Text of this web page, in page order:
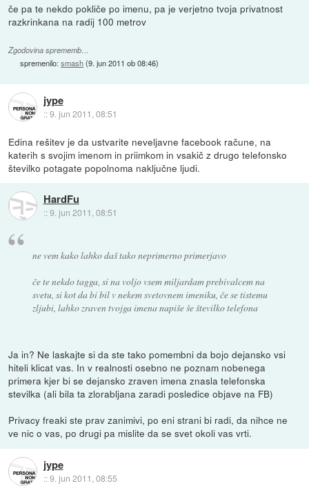
če pa te nekdo pokliče po imenu, pa je verjetno tvoja privatnost
razkrinkana na radij 100 metrov
Zgodovina sprememb…
spremenilo:smash(9. jun 2011 ob 08:46)
jype
::9. jun 2011, 08:51
Edina rešitev je da ustvarite neveljavne facebook račune, na
katerih s svojim imenom in priimkom in vsakič z drugo telefonsko
številko potagate popolnoma naključne ljudi.
HardFu
::9. jun 2011, 08:51
ne vem kako lahko daš tako neprimerno primerjavo
če te nekdo tagga, si na voljo vsem miljardam prebivalcem na
svetu, si kot da bi bil v nekem svetovnem imeniku, če se tistemu
zljubi, lahko zraven tvojga imena napiše še številko telefona
Ja in? Ne laskajte si da ste tako pomembni da bojo dejansko vsi
hiteli klicat vas. In v realnosti osebno ne poznam nobenega
primera kjer bi se dejansko zraven imena znasla telefonska
stevilka (ali bila ta zlorabljana zaradi posledice objave na FB)
Privacy freaki ste prav zanimivi, po eni strani bi radi, da nihce ne
ve nic o vas, po drugi pa mislite da se svet okoli vas vrti.
jype
::9. jun 2011, 08:55